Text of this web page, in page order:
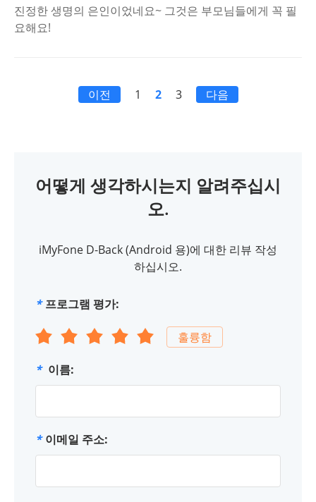
진정한 생명의 은인이었네요~ 그것은 부모님들에게 꼭 필
요해요!
이전 1 2 3 다음
어떻게 생각하시는지 알려주십시
오.
iMyFone D-Back (Android 용)에 대한 리뷰 작성
하십시오.
* 프로그램 평가:
훌륭함
* 이름:
* 이메일 주소: